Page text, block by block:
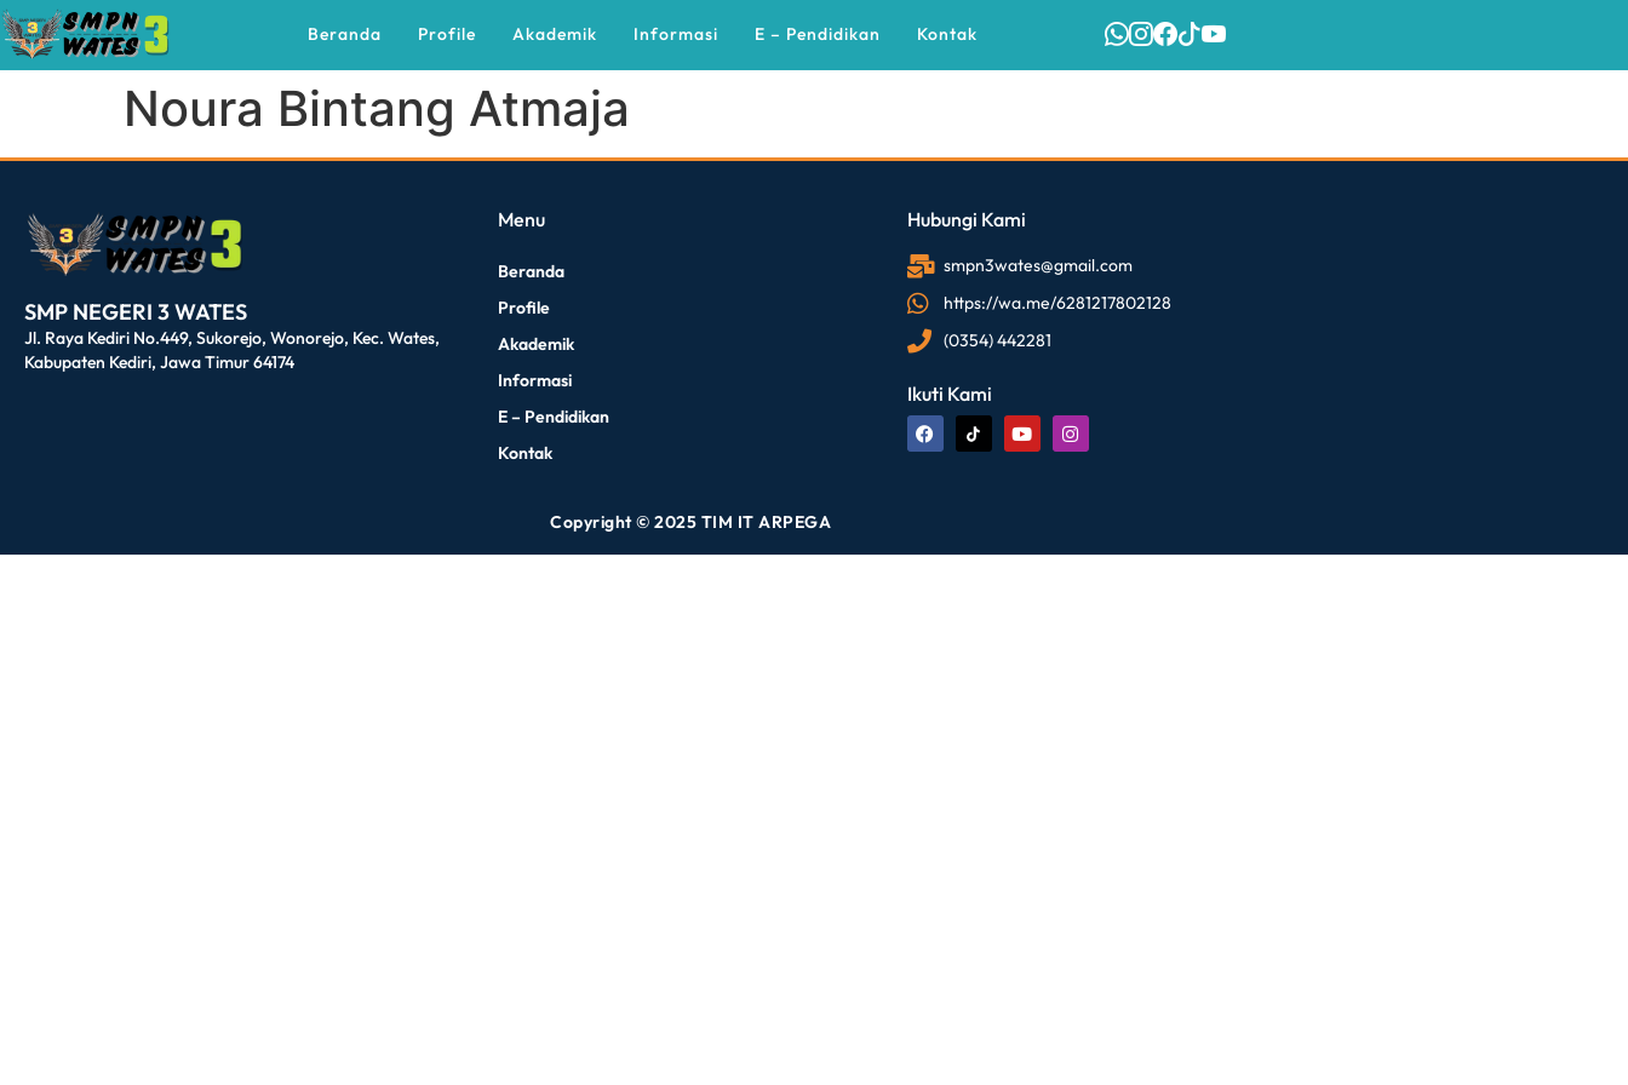
Beranda Profile Akademik Informasi E – Pendidikan Kontak
Noura Bintang Atmaja
SMP NEGERI 3 WATES
Jl. Raya Kediri No.449, Sukorejo, Wonorejo, Kec. Wates,
Kabupaten Kediri, Jawa Timur 64174
Menu
Beranda
Profile
Akademik
Informasi
E – Pendidikan
Kontak
Hubungi Kami
smpn3wates@gmail.com
https://wa.me/6281217802128
(0354) 442281
Ikuti Kami
Copyright © 2025 TIM IT ARPEGA